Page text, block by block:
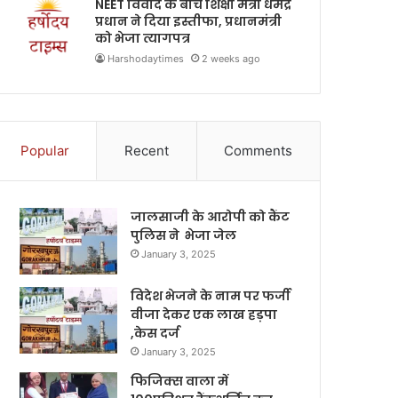
NEET विवाद के बीच शिक्षा मंत्री धर्मेंद्र
प्रधान ने दिया इस्तीफा, प्रधानमंत्री
को भेजा त्यागपत्र
Harshodaytimes 2 weeks ago
Popular Recent Comments
जालसाजी के आरोपी को कैंट
पुलिस ने भेजा जेल
January 3, 2025
विदेश भेजने के नाम पर फर्जी
वीजा देकर एक लाख हड़पा
,केस दर्ज
January 3, 2025
फिजिक्स वाला में